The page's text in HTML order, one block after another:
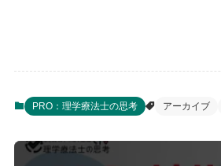
PRO：理学療法士の思考 アーカイブ